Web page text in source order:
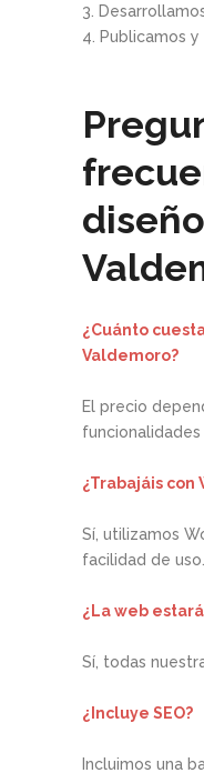
3.
4. Publicamos
¿Cuánto
Valdemoro?
El precio
funcionalidades
¿Trabajáis con
Sí, utilizamos
facilidad de uso.
¿La web
Sí, todas
¿Incluye SEO?
Incluimos una